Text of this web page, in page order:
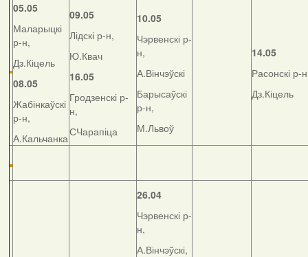
05.05
Маларыцкі
р-н,
Дз.Кіцель
08.05
Жабінкаўскі
р-н,
А.Кальчанка
09.05
Лідскі р-н,
Ю.Квач
16.05
Гродзенскі р-
н,
СЧарапіца
10.05
Чэрвенскі р-
н,
А.Вінчэўскі
Барысаўскі
р-н,
М.Львоў
14.05
Расонскі р-
Дз.Кіцель
26.04
Чэрвенскі р-
н,
А.Вінчэўскі,